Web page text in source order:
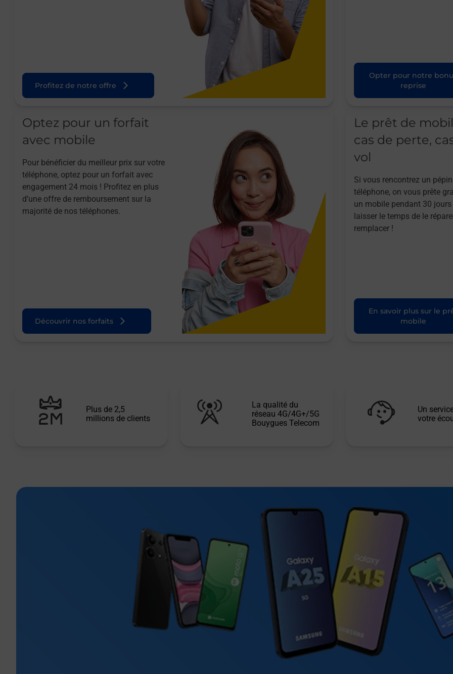
Profitez de notre offre
Opter pour notre
reprise
Optez pour un forfait
avec mobile
Pour bénéficier du meilleur prix sur votre
téléphone, optez pour un forfait avec
engagement 24 mois ! Profitez en plus
d’une offre de remboursement sur la
majorité de nos téléphones.
Découvrir nos forfaits
Le prêt de
cas de perte,
vol
Si vous rencontrez un
téléphone, on vous prête
un mobile pendant 30
laisser le temps de le
remplacer !
En savoir plus sur le
mobile
Plus de 2,5
millions de clients
La qualité du
réseau 4G/4G+/5G
Bouygues Telecom
Un
votre